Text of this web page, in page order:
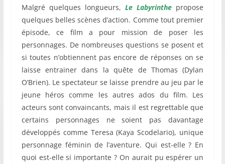
Malgré quelques longueurs,Le Labyrinthe propose
quelques belles scènes d’action. Comme tout premier
épisode, ce film a pour mission de poser les
personnages. De nombreuses questions se posent et
si toutes n’obtiennent pas encore de réponses on se
laisse entrainer dans la quête de Thomas (Dylan
O’Brien). Le spectateur se laisse prendre au jeu par le
jeune héros comme les autres ados du film. Les
acteurs sont convaincants, mais il est regrettable que
certains personnages ne soient pas davantage
développés comme Teresa (Kaya Scodelario), unique
personnage féminin de l’aventure. Qui est-elle ? En
quoi est-elle si importante ? On aurait pu espérer un